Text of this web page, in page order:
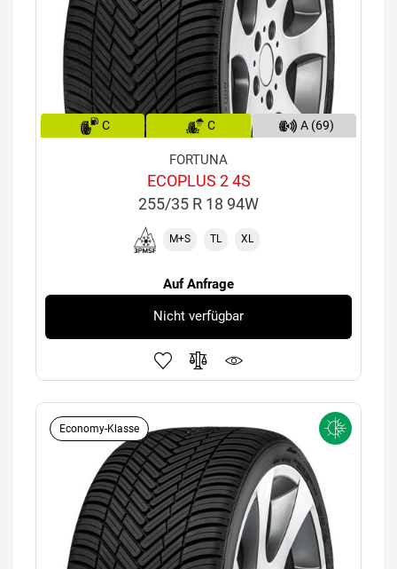
C C A (69)
FORTUNA
ECOPLUS 2 4S
255/35 R 18 94W
M+S TL XL
Auf Anfrage
Nicht verfügbar
Economy-Klasse